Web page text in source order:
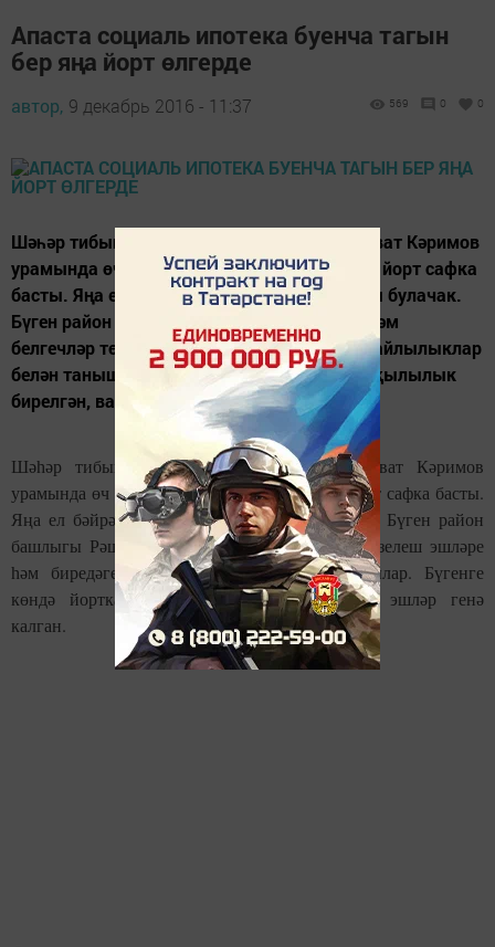
Апаста социаль ипотека буенча тагын
бер яңа йорт өлгерде
автор, 9 декабрь 2016 - 11:37 569 0 0
Шәһәр тибындагы Апас поселогының Салават Кәримов
урамында өч катлы, 24 фатирлы тагын бер йорт сафка
басты. Яңа ел бәйрәменә биредә өй туйлары булачак.
Бүген район башлыгы Рәшид Заһидуллин һәм
белгечләр төзелеш эшләре һәм биредәге уңайлылыклар
белән таныштылар. Бүгенге көндә йортка җылылык
бирелгән, вак-төяк эшләр генә калган.
Шәһәр тибындагы Апас поселогының Салават Кәримов
урамында өч катлы, 24 фатирлы тагын бер йорт сафка басты.
Яңа ел бәйрәменә биредә өй туйлары булачак. Бүген район
башлыгы Рәшид Заһидуллин һәм белгечләр төзелеш эшләре
һәм биредәге уңайлылыклар белән таныштылар. Бүгенге
көндә йортка җылылык бирелгән, вак-төяк эшләр генә
калган.